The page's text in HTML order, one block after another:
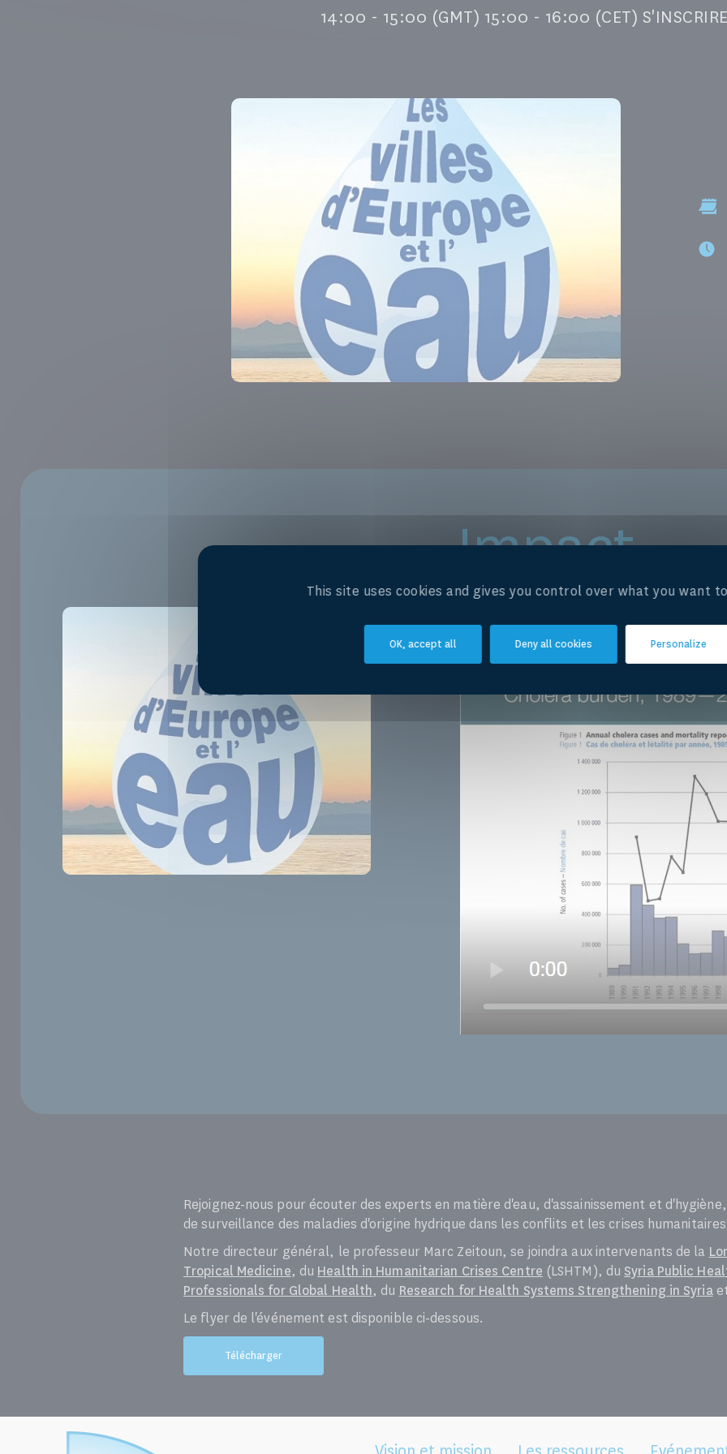
14:00 - 15:00 (GMT) 15:00 - 16:00 (CET)
Impact
Impact
L'enregistrement complet de l'événement
Rejoignez-nous pour écouter des experts en matière d'eau, d'assainissement et
de surveillance des maladies d'origine hydrique dans les conflits et les crises
Notre directeur général, le professeur Marc Zeitoun, se joindra aux intervenants de la
Tropical Medicine, du Health in Humanitarian Crises Centre (LSHTM), duSyria Public
Professionals for Global Health, du Research for Health Systems Strengthening in Syria
Le flyer de l'événement est disponible ci-dessous.
Télécharger
This site uses cookies and gives you control over what you want
OK, accept all Deny all cookies Personalize